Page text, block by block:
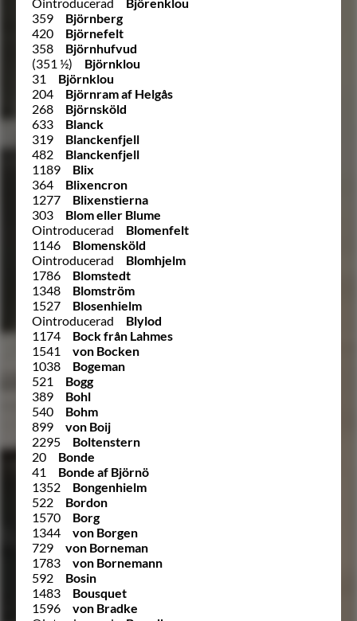
359
Björnberg
420
Björnefelt
358
Björnhufvud
(351 ½)
Björnklou
31
Björnklou
204
Björnram af Helgås
268
Björnsköld
633
Blanck
319
Blanckenfjell
482
Blanckenfjell
1189
Blix
364
Blixencron
1277
Blixenstierna
303
Blom eller Blume
Ointroducerad
Blomenfelt
1146
Blomensköld
Ointroducerad
Blomhjelm
1786
Blomstedt
1348
Blomström
1527
Blosenhielm
Ointroducerad
Blylod
1174
Bock från Lahmes
1541
von Bocken
1038
Bogeman
521
Bogg
389
Bohl
540
Bohm
899
von Boij
2295
Boltenstern
20
Bonde
41
Bonde af Björnö
1352
Bongenhielm
522
Bordon
1570
Borg
1344
von Borgen
729
von Borneman
1783
von Bornemann
592
Bosin
1483
Bousquet
1596
von Bradke